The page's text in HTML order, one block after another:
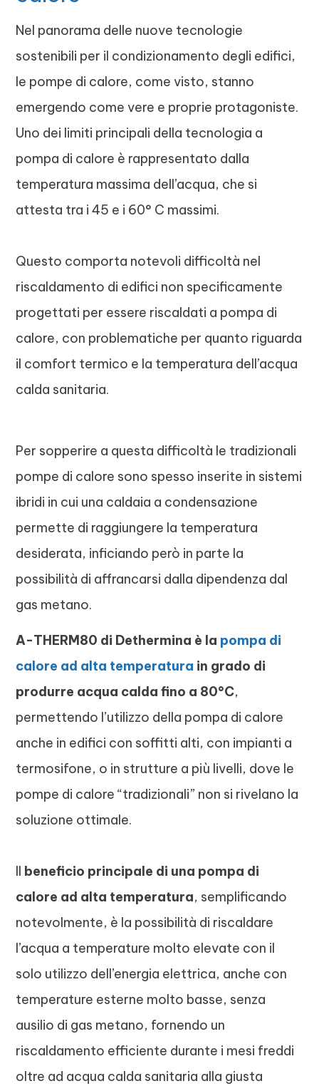
Nel panorama delle nuove tecnologie
sostenibili per il condizionamento degli edifici,
le pompe di calore, come visto, stanno
emergendo come vere e proprie protagoniste.
Uno dei limiti principali della tecnologia a
pompa di calore è rappresentato dalla
temperatura massima dell’acqua, che si
attesta tra i 45 e i 60° C massimi.
Questo comporta notevoli difficoltà nel
riscaldamento di edifici non specificamente
progettati per essere riscaldati a pompa di
calore, con problematiche per quanto riguarda
il comfort termico e la temperatura dell’acqua
calda sanitaria.
Per sopperire a questa difficoltà le tradizionali
pompe di calore sono spesso inserite in sistemi
ibridi in cui una caldaia a condensazione
permette di raggiungere la temperatura
desiderata, inficiando però in parte la
possibilità di affrancarsi dalla dipendenza dal
gas metano.
A-THERM80 di Dethermina è la pompa di
calore ad alta temperatura in grado di
produrre acqua calda fino a 80°C,
permettendo l’utilizzo della pompa di calore
anche in edifici con soffitti alti, con impianti a
termosifone, o in strutture a più livelli, dove le
pompe di calore “tradizionali” non si rivelano la
soluzione ottimale.
Il beneficio principale di una pompa di
calore ad alta temperatura, semplificando
notevolmente, è la possibilità di riscaldare
l’acqua a temperature molto elevate con il
solo utilizzo dell’energia elettrica, anche con
temperature esterne molto basse, senza
ausilio di gas metano, fornendo un
riscaldamento efficiente durante i mesi freddi
oltre ad acqua calda sanitaria alla giusta